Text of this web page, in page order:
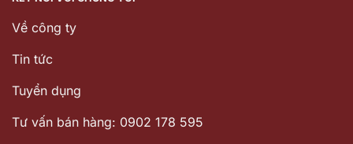
Về công ty
Tin tức
Tuyển dụng
Tư vấn bán hàng: 0902 178 595